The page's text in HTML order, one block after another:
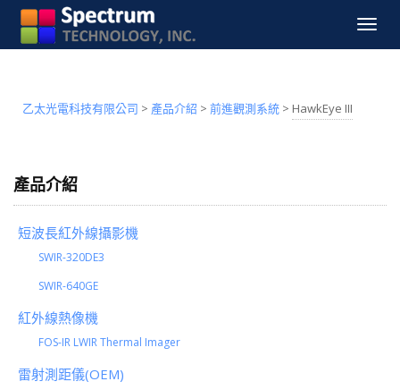
Toggle
乙太光電科技有限公司 > 產品介紹 > 前進觀測系統 > HawkEye III
產品介紹
短波長紅外線攝影機
SWIR-320DE3
SWIR-640GE
紅外線熱像機
FOS-IR LWIR Thermal Imager
雷射測距儀(OEM)